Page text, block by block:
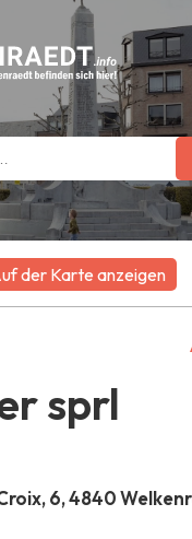
der Karte anzeigen
sprl
6, 4840